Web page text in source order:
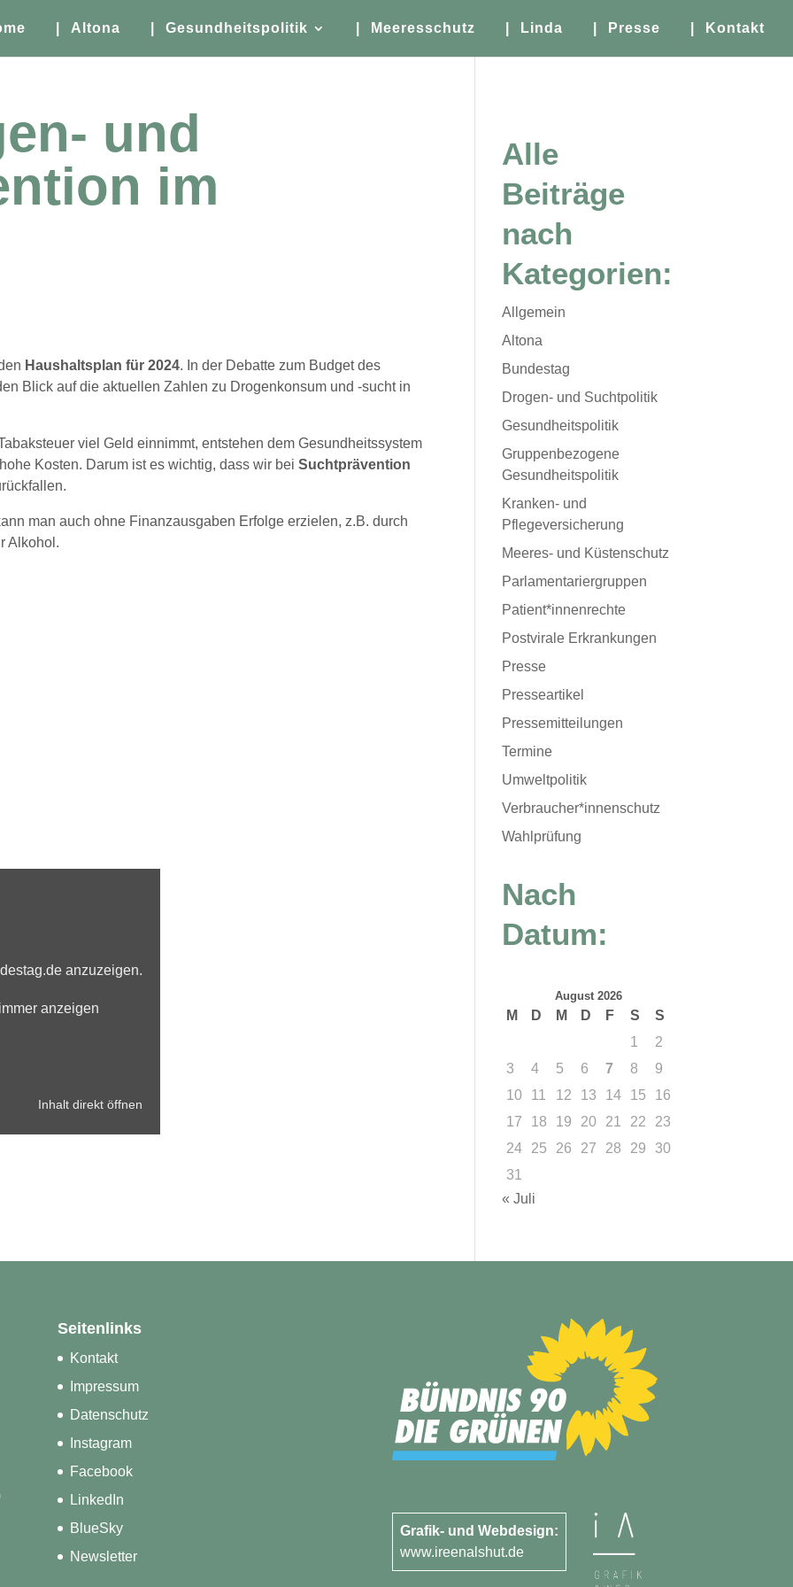
| Altona | Gesundheitspolitik | Meeresschutz | Linda | Presse | Kontakt
und
im
Haushaltsplan für 2024. In der Debatte zum Budget des
Blick auf die aktuellen Zahlen zu Drogenkonsum und -sucht in
viel Geld einnimmt, entstehen dem Gesundheitssystem
Kosten. Darum ist es wichtig, dass wir beiSuchtprävention
man auch ohne Finanzausgaben Erfolge erzielen, z.B. durch
Alkohol.
anzuzeigen.
anzeigen
Inhalt direkt öffnen
Alle
Beiträge
nach
Kategorien:
Allgemein
Altona
Bundestag
Drogen- und Suchtpolitik
Gesundheitspolitik
Gruppenbezogene
Gesundheitspolitik
Kranken- und
Pflegeversicherung
Meeres- und Küstenschutz
Parlamentariergruppen
Patient*innenrechte
Postvirale Erkrankungen
Presse
Presseartikel
Pressemitteilungen
Termine
Umweltpolitik
Verbraucher*innenschutz
Wahlprüfung
Nach
Datum:
August 2026
M D M D F S
S
1
2
3
4 5 6 7 8
9
10
11 12 13 14 15
16
17
18 19 20 21 22
23
24
25 26 27 28 29
30
31
« Juli
Seitenlinks
Kontakt
Impressum
Datenschutz
Instagram
Facebook
LinkedIn
BlueSky
Newsletter
Grafik- und Webdesign:
www.ireenalshut.de